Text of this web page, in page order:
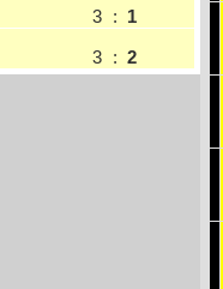
3 : 1
3 : 2